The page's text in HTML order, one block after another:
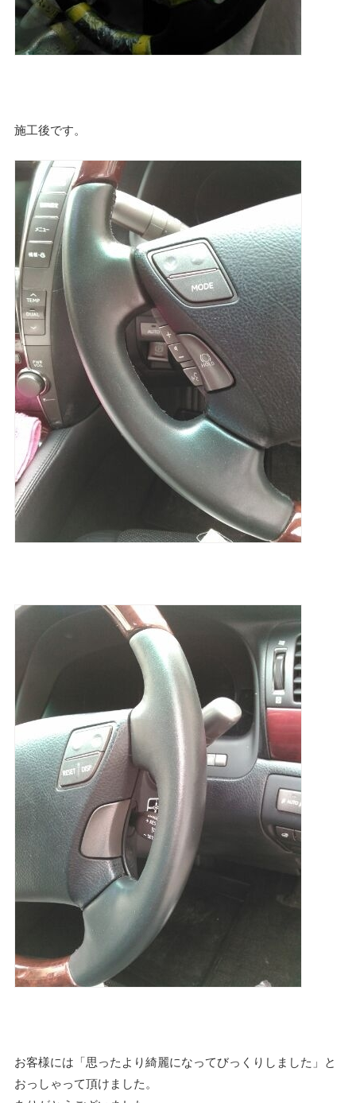
施工後です。
お客様には「思ったより綺麗になってびっくりしました」と
おっしゃって頂けました。